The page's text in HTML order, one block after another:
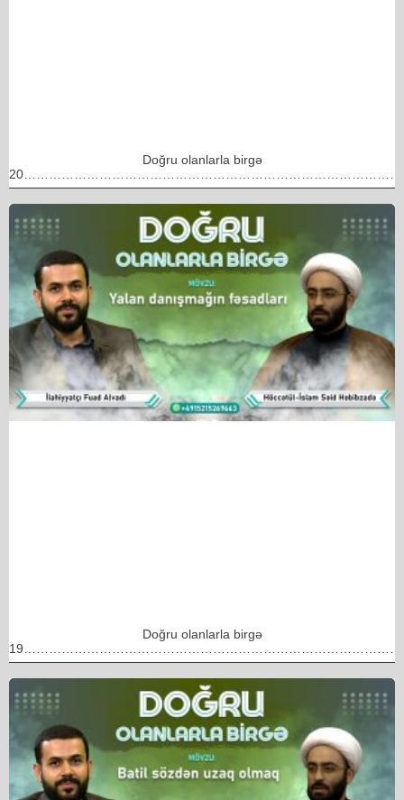
Doğru olanlarla birgə
Doğru olanlarla birgə